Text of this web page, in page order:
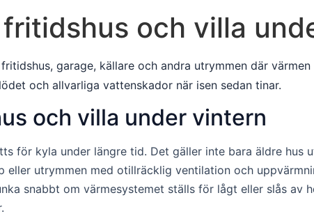
och villa
garage, källare och andra utrymmen där
och allvarliga vattenskador när isen sedan tinar.
och villa under vintern
för kyla under längre tid. Det gäller inte bara äldre hus
utrymmen med otillräcklig ventilation och
snabbt om värmesystemet ställs för lågt eller slås av